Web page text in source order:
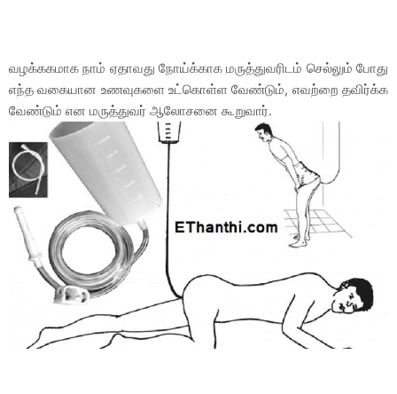
வழக்ககமாக நாம் ஏதாவது நோய்க்காக மருத்துவரிடம் செல்லும் போது
எந்த வகையான உணவுகளை உட்கொள்ள வேண்டும், எவற்றை தவிர்க்க
வேண்டும் என மருத்துவர் ஆலோசனை கூறுவார்.